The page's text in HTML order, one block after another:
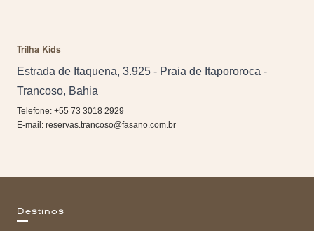
Trilha Kids
Estrada de Itaquena, 3.925 - Praia de Itapororoca -
Trancoso, Bahia
Telefone: +55 73 3018 2929
E-mail: reservas.trancoso@fasano.com.br
Destinos